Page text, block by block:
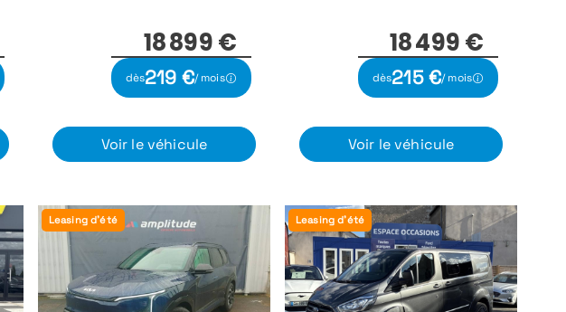
18 899 €
dès219 €/ mois
Voir le véhicule
18 499 €
dès215 €/ mois
Voir le véhicule
Leasing d'été Leasing d'été